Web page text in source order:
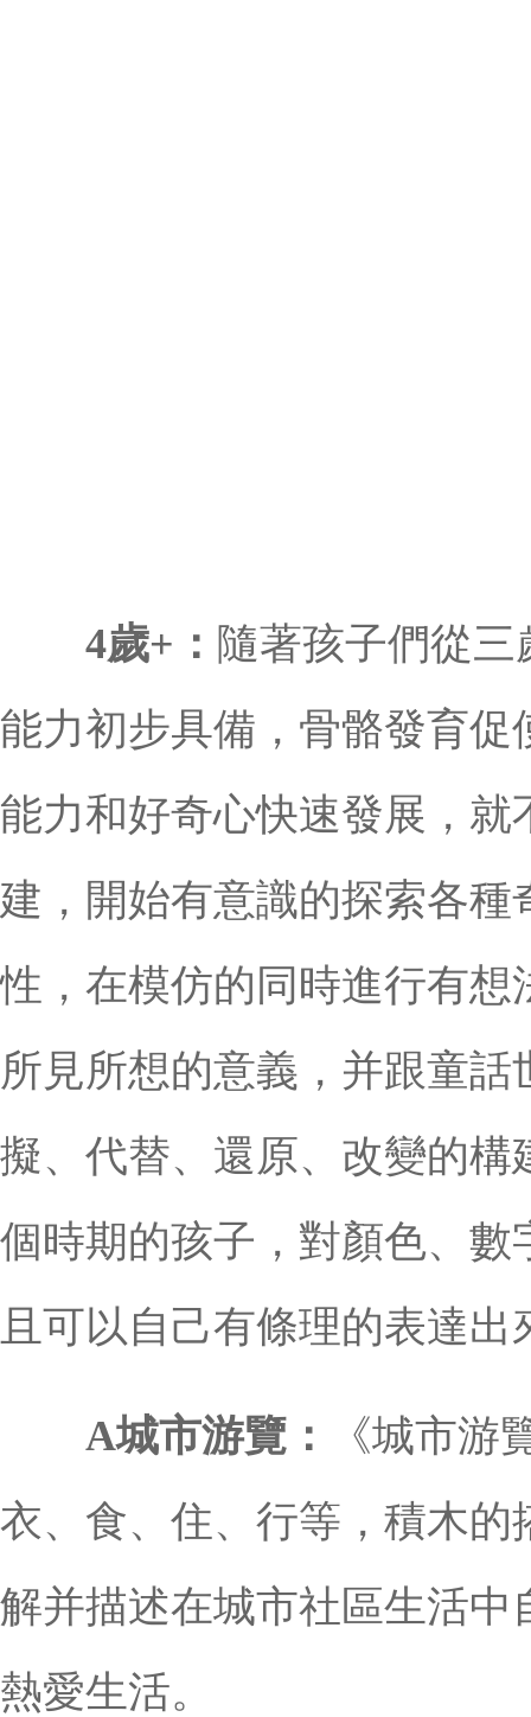
4歲+： 隨著孩子們從
能力初步具備，骨骼發育
能力和好奇心快速發展，
建，開始有意識的探索各
性，在模仿的同時進行有
所見所想的意義，并跟童
擬、代替、還原、改變的
個時期的孩子，對顏色、
且可以自己有條理的表達
A城市游覽：
《城市游
衣、食、住、行等，積木
解并描述在城市社區生活
熱愛生活。